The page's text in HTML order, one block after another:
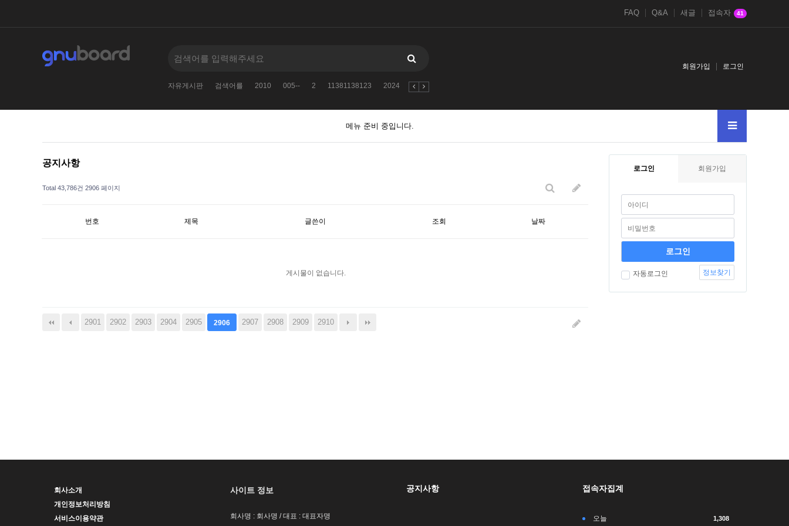
FAQ Q&A 새글 접속자 41
자유게시판 검색어를 2010 005-- 2 11381138123 2024 자유게시판
회원가입 로그인
메뉴 준비 중입니다.
공지사항
Total 43,786건 2906 페이지
번호 제목 글쓴이 조회 날짜
게시물이 없습니다.
2901 2902 2903 2904 2905 2906 2907 2908 2909 2910
다음 맨끝
로그인 회원가입
자동로그인 정보찾기
회사소개
개인정보처리방침
서비스이용약관
사이트 정보
회사명 : 회사명 / 대표 : 대표자명
공지사항 접속자집계
오늘 1,308